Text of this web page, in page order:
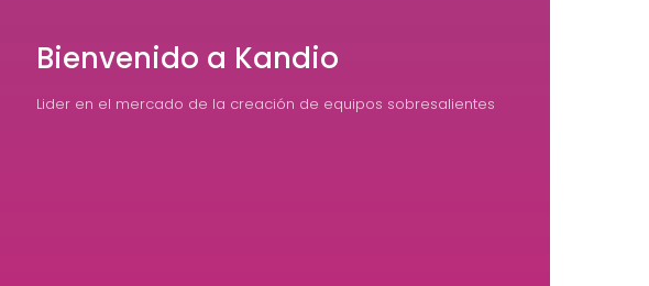
Bienvenido a Kandio
Lider en el mercado de la creación de equipos sobresalientes